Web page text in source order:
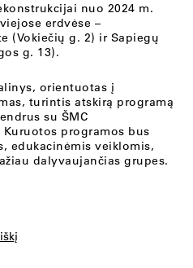
nuo 2024 m.
erdvėse –
(Vokiečių g. 2) ir Sapiegų
g. 13).
orientuotas į
turintis atskirą programą
su ŠMC
programos bus
edukacinėmis veiklomis,
dalyvaujančias grupes.